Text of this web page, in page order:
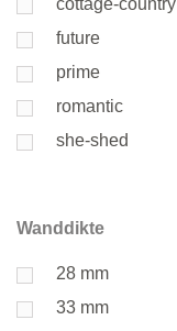
cottage-country
future
prime
romantic
she-shed
Wanddikte
28 mm
33 mm